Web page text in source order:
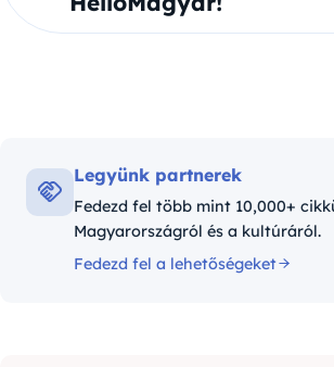
Legyünk partnerek
Fedezd fel több mint 10,000+
Magyarországról és a kultúráról.
Fedezd fel a lehetőségeket